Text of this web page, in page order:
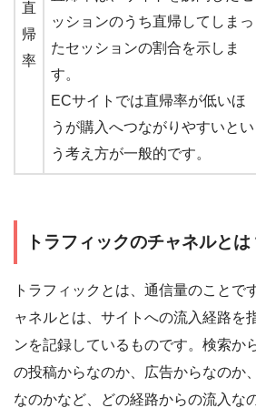
直
帰
率
ッションのうち直帰してしまっ
たセッションの割合を示しま
す。
ECサイトでは直帰率が低いほ
うが購入へつながりやすいとい
う考え方が一般的です。
トラフィックのチャネルとは
トラフィックとは、通信量のことで
ャネルとは、サイトへの流入経路を
ンを記録しているものです。検索か
の投稿からなのか、広告からなのか
なのかなど、どの経路からの流入な